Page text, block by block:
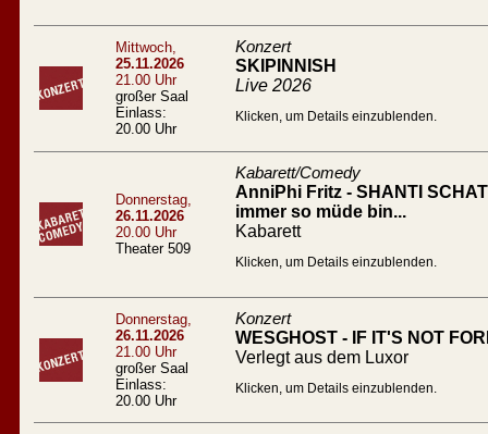
Mittwoch,
25.11.2026
21.00 Uhr
großer Saal
Einlass:
20.00 Uhr
Konzert
SKIPINNISH
Live 2026
Klicken, um Details einzublenden.
Donnerstag,
26.11.2026
20.00 Uhr
Theater 509
Kabarett/Comedy
AnniPhi Fritz - SHANTI
immer so müde bin...
Kabarett
Klicken, um Details einzublenden.
Donnerstag,
26.11.2026
21.00 Uhr
großer Saal
Einlass:
20.00 Uhr
Konzert
WESGHOST - IF IT'S NOT
Verlegt aus dem Luxor
Klicken, um Details einzublenden.